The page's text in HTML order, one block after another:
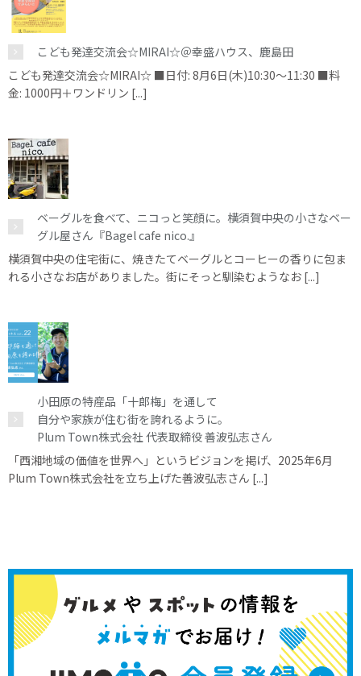
こども発達交流会☆MIRAI☆＠幸盛ハウス、鹿島田
こども発達交流会☆MIRAI☆ ■日付: 8月6日(木)10:30～11:30 ■料
金: 1000円＋ワンドリン [...]
ベーグルを食べて、ニコっと笑顔に。横須賀中央の小さなベー
グル屋さん『Bagel cafe nico.』
横須賀中央の住宅街に、焼きたてベーグルとコーヒーの香りに包ま
れる小さなお店がありました。街にそっと馴染むようなお [...]
小田原の特産品「十郎梅」を通して
自分や家族が住む街を誇れるように。
Plum Town株式会社 代表取締役 善波弘志さん
「西湘地域の価値を世界へ」というビジョンを掲げ、2025年6月
Plum Town株式会社を立ち上げた善波弘志さん [...]